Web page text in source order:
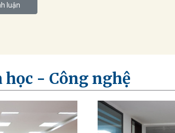
luận
- Công nghệ